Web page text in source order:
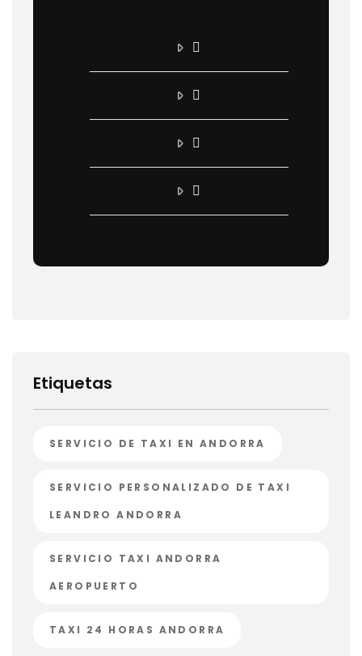
Etiquetas
SERVICIO DE TAXI EN ANDORRA
SERVICIO PERSONALIZADO DE TAXI
LEANDRO ANDORRA
SERVICIO TAXI ANDORRA
AEROPUERTO
TAXI 24 HORAS ANDORRA